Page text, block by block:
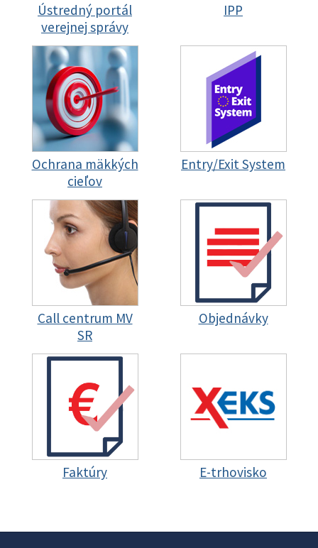
Ústredný portál
verejnej správy
IPP
Ochrana mäkkých
cieľov
Entry/Exit System
Call centrum MV
SR
Objednávky
Faktúry E-trhovisko